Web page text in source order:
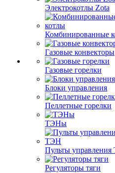
Электрокотлы Zota
Комбинированные
Газовые конвекторы
Газовые горелки
Блоки управления
Пеллетные горелки
ТЭНы
Пульты
Регуляторы тяги